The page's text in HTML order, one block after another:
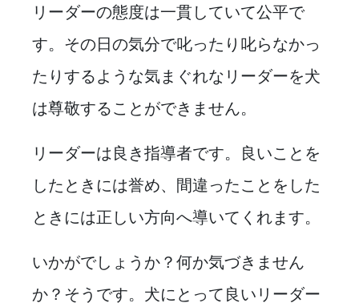
リーダーの態度は一貫していて公平で
す。その日の気分で叱ったり叱らなかっ
たりするような気まぐれなリーダーを犬
は尊敬することができません。
リーダーは良き指導者です。良いことを
したときには誉め、間違ったことをした
ときには正しい方向へ導いてくれます。
いかがでしょうか？何か気づきません
か？そうです。犬にとって良いリーダー